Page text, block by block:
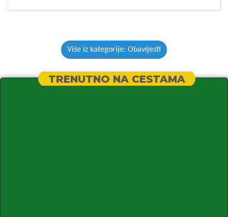
Više iz kategorije: Obavijesti
TRENUTNO NA CESTAMA